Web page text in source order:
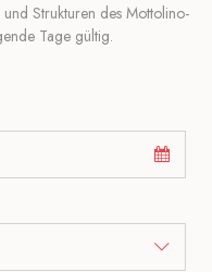
Strukturen des Mottolino-
Tage gültig.